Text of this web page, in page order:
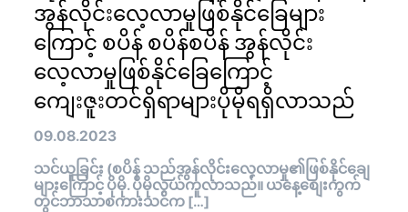
အွန်လိုင်းလေ့လာမှုဖြစ်နိုင်ခြေများ
ကြောင့် စပိန် စပိန်စပိန် အွန်လိုင်း
လေ့လာမှုဖြစ်နိုင်ခြေကြောင့်
ကျေးဇူးတင်ရှိရာများပိုမိုရရှိလာသည်
09.08.2023
သင်ယူခြင်း (စပိန် သည်အွန်လိုင်းလေ့လာမှု၏ဖြစ်နိုင်ချေ
များကြောင့် ပိုမို. ပိုမိုလွယ်ကူလာသည်။ ယနေ့စျေးကွက်
တွင်ဘာသာစကားသင်က […]